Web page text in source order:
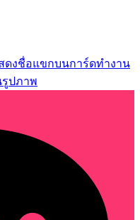
ดงชื่อแขกบนการ์ดทำงาน
รูปภาพ